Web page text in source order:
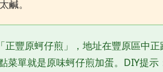
鹹。
正豐原蚵仔煎」，地址在豐原區中
菜單就是原味蚵仔煎加蛋。DIY提